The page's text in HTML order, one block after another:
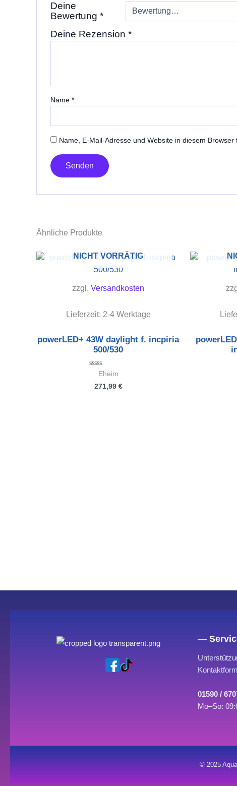
Deine
Bewertung *
Deine Rezension *
Name *
Name, E-Mail-Adresse und Website in diesem
Ähnliche Produkte
NICHT VORRÄTIG
zzgl. Versandkosten
Lieferzeit: 2-4 Werktage
powerLED+ 43W daylight f. incpiria
500/530
Bewertet
Eheim
271,99 €
—
01590 /
Mo–So:
© 2025